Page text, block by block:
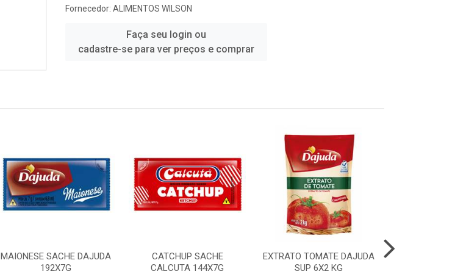
Fornecedor: ALIMENTOS WILSON
Faça seu login ou
cadastre-se para ver preços e comprar
MAIONESE SACHE DAJUDA
192X7G
CATCHUP SACHE
CALCUTA 144X7G
EXTRATO TOMATE DAJUDA
SUP 6X2 KG